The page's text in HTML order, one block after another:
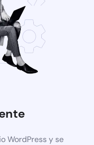
WordPress y se